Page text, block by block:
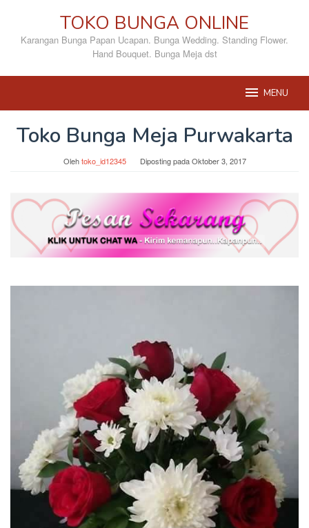
konten
TOKO BUNGA ONLINE
Karangan Bunga Papan Ucapan. Bunga Wedding. Standing Flower.
Hand Bouquet. Bunga Meja dst
MENU
Toko Bunga Meja Purwakarta
Olehtoko_id12345 Diposting padaOktober 3, 2017